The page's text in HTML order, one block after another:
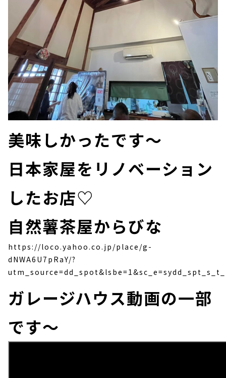
美味しかったです～
日本家屋をリノベーション
したお店♡
自然薯茶屋からびな
https://loco.yahoo.co.jp/place/g-
dNWA6U7pRaY/?
ガレージハウス動画の一部
です～